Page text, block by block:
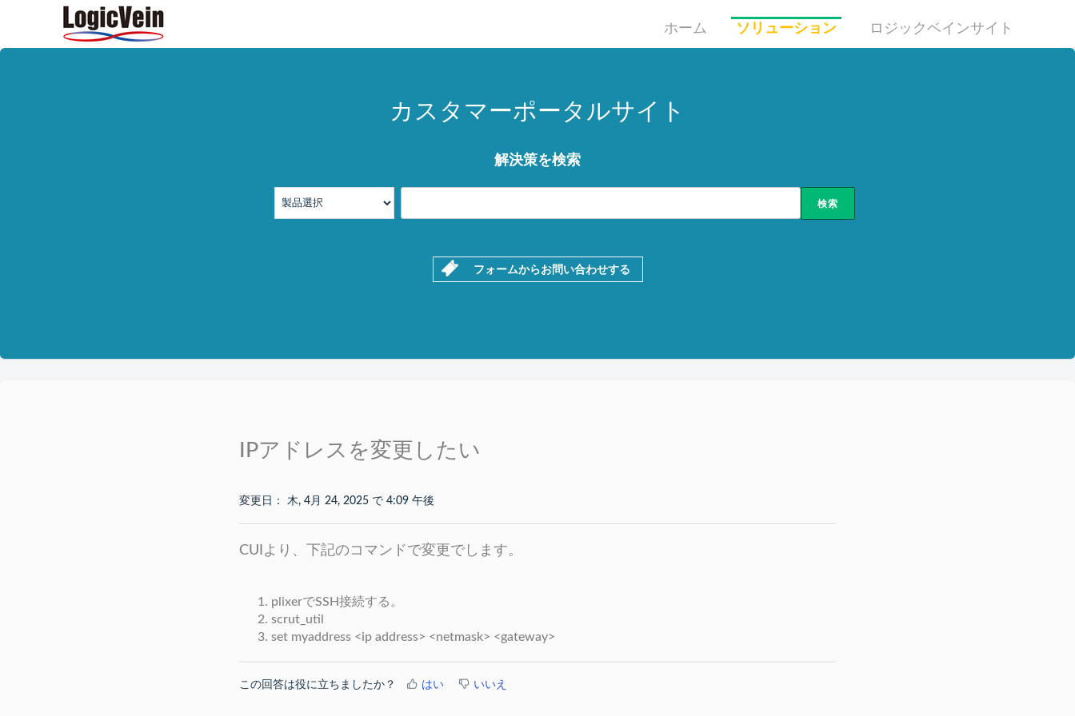
ホーム ソリューション ロジックベインサイト
カスタマーポータルサイト
解決策を検索
フォームからお問い合わせする
IPアドレスを変更したい
変更日： 木, 4月 24, 2025 で 4:09 午後
CUIより、下記のコマンドで変更でします。
plixerでSSH接続する。
scrut_util
set myaddress <ip address> <netmask> <gateway>
この回答は役に立ちましたか？ はい いいえ